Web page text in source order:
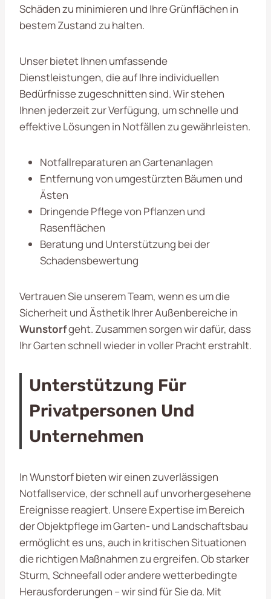
Schäden zu minimieren und Ihre Grünflächen in
bestem Zustand zu halten.
Unser bietet Ihnen umfassende
Dienstleistungen, die auf Ihre individuellen
Bedürfnisse zugeschnitten sind. Wir stehen
Ihnen jederzeit zur Verfügung, um schnelle und
effektive Lösungen in Notfällen zu gewährleisten.
Notfallreparaturen an Gartenanlagen
Entfernung von umgestürzten Bäumen und
Ästen
Dringende Pflege von Pflanzen und
Rasenflächen
Beratung und Unterstützung bei der
Schadensbewertung
Vertrauen Sie unserem Team, wenn es um die
Sicherheit und Ästhetik Ihrer Außenbereiche in
Wunstorfgeht. Zusammen sorgen wir dafür, dass
Ihr Garten schnell wieder in voller Pracht erstrahlt.
Unterstützung Für
Privatpersonen Und
Unternehmen
In Wunstorf bieten wir einen zuverlässigen
Notfallservice, der schnell auf unvorhergesehene
Ereignisse reagiert. Unsere Expertise im Bereich
der Objektpflege im Garten- und Landschaftsbau
ermöglicht es uns, auch in kritischen Situationen
die richtigen Maßnahmen zu ergreifen. Ob starker
Sturm, Schneefall oder andere wetterbedingte
Herausforderungen – wir sind für Sie da. Mit